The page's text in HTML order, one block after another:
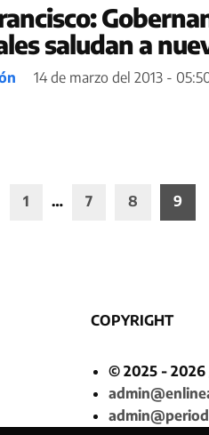
saludan a
14 de marzo del 2013 -
1 … 7 8 9
COPYRIGHT
© 2025 - 2026